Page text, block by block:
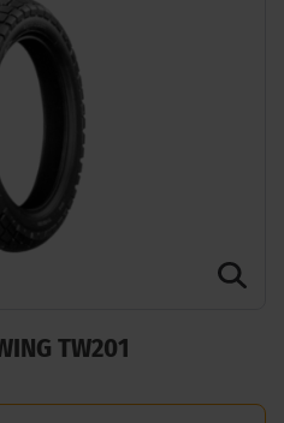
TW201